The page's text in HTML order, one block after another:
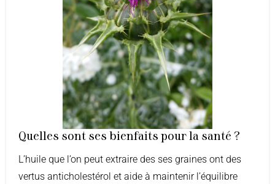
Quelles sont ses bienfaits pour la santé ?
L’huile que l’on peut extraire des ses graines ont des
vertus anticholestérol et aide à maintenir l’équilibre